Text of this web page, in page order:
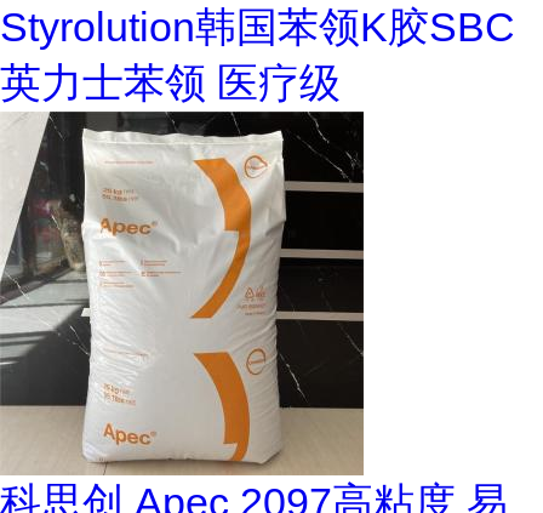
Styrolution韩国苯领K胶SBC
英力士苯领 医疗级
科思创 Apec 2097高粘度 易